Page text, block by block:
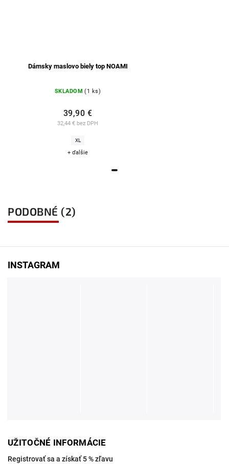
Dámsky maslovo biely top NOAMI
SKLADOM (1 ks)
32,44 € bez DPH
39,90 €
XL
+ ďalšie
PODOBNÉ (2)
UŽITOČNÉ INFORMÁCIE
Registrovať sa a získať 5 % zľavu
INSTAGRAM